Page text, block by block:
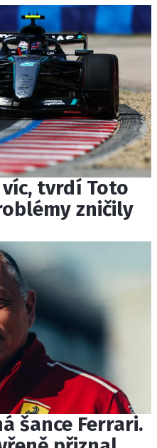
tvrdí Toto
zničily
šance Ferrari.